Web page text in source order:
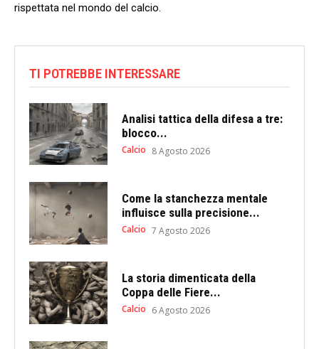
⁤rispettata nel⁤ mondo del calcio.
TI POTREBBE INTERESSARE
Analisi tattica della difesa a tre:
blocco...
Calcio 8 Agosto 2026
Come la stanchezza mentale
influisce sulla precisione...
Calcio 7 Agosto 2026
La storia dimenticata della
Coppa delle Fiere...
Calcio 6 Agosto 2026